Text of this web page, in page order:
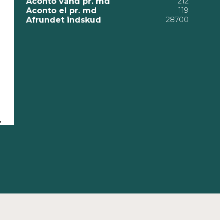
Aconto el pr. md
119
Afrundet indskud
28700